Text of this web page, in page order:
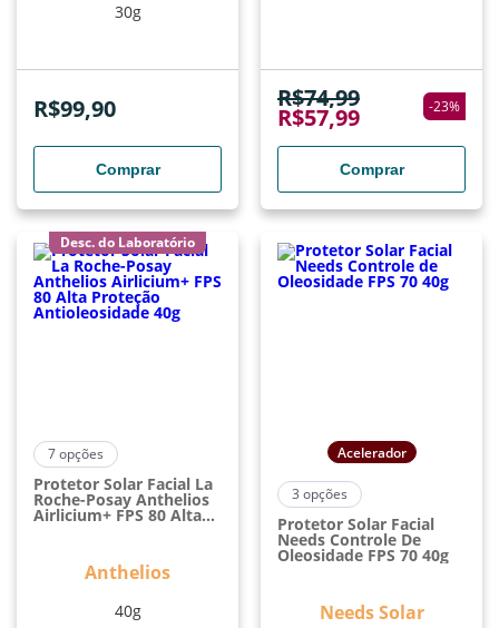
30g
R$99,90
Comprar
R$74,99
R$57,99 -23%
Comprar
Desc. do Laboratório
7opções
Protetor Solar Facial La
Roche-Posay Anthelios
Airlicium+ FPS 80 Alta
Anthelios
40g
Acelerador
3 opções
Protetor Solar Facial
Needs Controle De
Oleosidade FPS 70 40g
Needs Solar